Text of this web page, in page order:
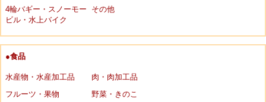
4輪バギー・スノーモー
ビル・水上バイク
その他
●食品
水産物・水産加工品
肉・肉加工品
フルーツ・果物
野菜・きのこ